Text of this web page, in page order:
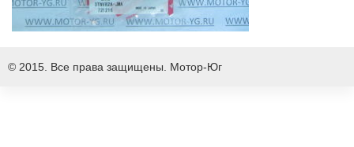
© 2015. Все права защищены. Мотор-Юг